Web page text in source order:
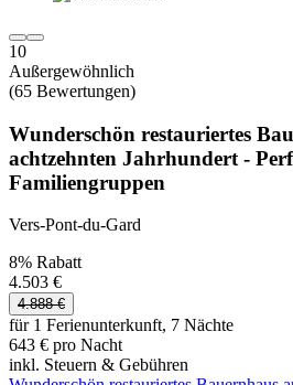
10
Außergewöhnlich
(65 Bewertungen)
Wunderschön restauriertes
achtzehnten Jahrhundert -
Familiengruppen
Vers-Pont-du-Gard
8% Rabatt
4.503 €
4.888 €
für 1 Ferienunterkunft, 7 Nächte
643 € pro Nacht
inkl. Steuern & Gebühren